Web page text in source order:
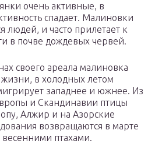
очень активные, в
спадает. Малиновки
людей, и часто прилетает к
в почве дождевых червей.
своего ареала малиновка
в холодных летом
западнее и южнее. Из
и Скандинавии птицы
Алжир и на Азорские
возвращаются в марте
птахами.